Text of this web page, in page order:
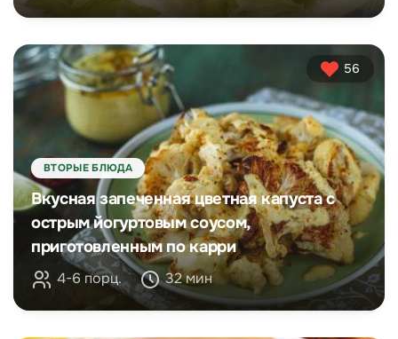
56
ВТОРЫЕ БЛЮДА
Вкусная запеченная цветная капуста с
острым йогуртовым соусом,
приготовленным по карри
4-6 порц. 32 мин